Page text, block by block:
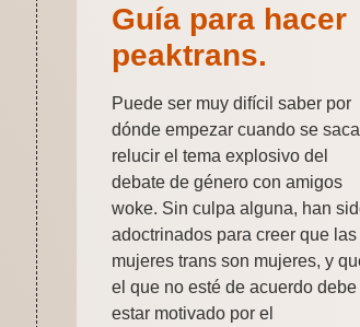
Guía para hacer
peaktrans.
Puede ser muy difícil saber por
dónde empezar cuando se
relucir el tema explosivo del
debate de género con amigos
woke. Sin culpa alguna, han
adoctrinados para creer que las
mujeres trans son mujeres, y
el que no esté de acuerdo debe
estar motivado por el